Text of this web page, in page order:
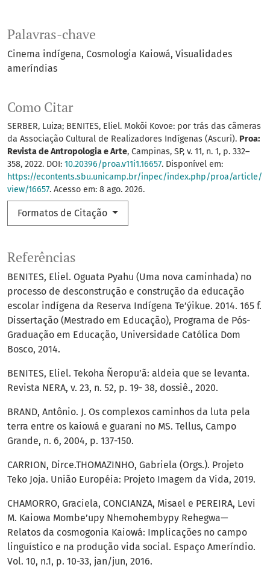
Palavras-chave
Cinema indígena Cosmologia Kaiowá Visualidades
ameríndias
Como Citar
SERBER, Luiza; BENITES, Eliel. Mokõi Kovoe: por trás das câmeras
da Associação Cultural de Realizadores Indígenas (Ascuri). Proa:
Revista de Antropologia e Arte, Campinas, SP, v. 11, n. 1, p. 332–
358, 2022. DOI: 10.20396/proa.v11i1.16657. Disponível em:
https://econtents.sbu.unicamp.br/inpec/index.php/proa/article/
view/16657. Acesso em: 8 ago. 2026.
Formatos de Citação
Referências
BENITES, Eliel. Oguata Pyahu (Uma nova caminhada) no
processo de desconstrução e construção da educação
escolar indígena da Reserva Indígena Te’ýikue. 2014. 165 f.
Dissertação (Mestrado em Educação), Programa de Pós-
Graduação em Educação, Universidade Católica Dom
Bosco, 2014.
BENITES, Eliel. Tekoha Ñeropu’ã: aldeia que se levanta.
Revista NERA, v. 23, n. 52, p. 19- 38, dossiê., 2020.
BRAND, Antônio. J. Os complexos caminhos da luta pela
terra entre os kaiowá e guarani no MS. Tellus, Campo
Grande, n. 6, 2004, p. 137-150.
CARRION, Dirce.THOMAZINHO, Gabriela (Orgs.). Projeto
Teko Joja. União Européia: Projeto Imagem da Vida, 2019.
CHAMORRO, Graciela, CONCIANZA, Misael e PEREIRA, Levi
M. Kaiowa Mombe’upy Nhemohembypy Rehegwa—
Relatos da cosmogonia Kaiowá: Implicações no campo
linguístico e na produção vida social. Espaço Ameríndio.
Vol. 10, n.1, p. 10-33, jan/jun, 2016.